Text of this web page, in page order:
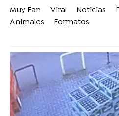
Muy Fan Viral Noticias
Animales
Formatos